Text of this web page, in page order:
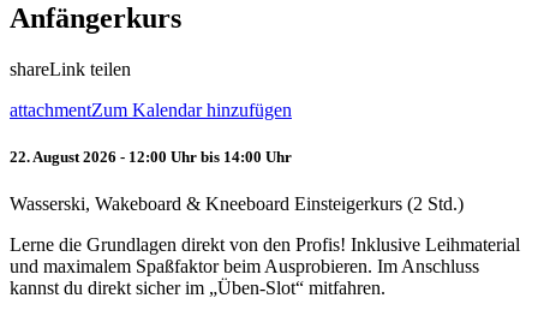
Anfängerkurs
shareLink teilen
attachmentZum Kalendar hinzufügen
22. August 2026 - 12:00 Uhr bis 14:00 Uhr
Wasserski, Wakeboard & Kneeboard Einsteigerkurs (2 Std.)
Lerne die Grundlagen direkt von den Profis! Inklusive Leihmaterial
und maximalem Spaßfaktor beim Ausprobieren. Im Anschluss
kannst du direkt sicher im „Üben-Slot“ mitfahren.